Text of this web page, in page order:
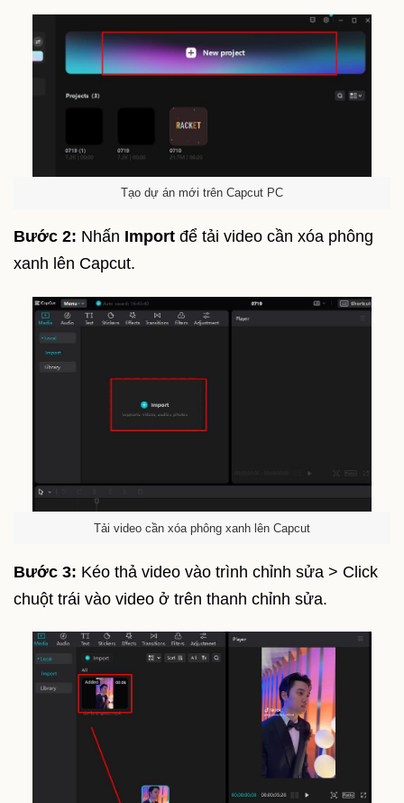
Tạo dự án mới trên Capcut PC
Bước 2: Nhấn Import để tải video cần xóa phông
xanh lên Capcut.
Tải video cần xóa phông xanh lên Capcut
Bước 3: Kéo thả video vào trình chỉnh sửa > Click
chuột trái vào video ở trên thanh chỉnh sửa.